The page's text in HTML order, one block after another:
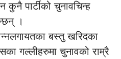
कुनै पार्टीको चुनावचिन्ह
।
बस्तु खरिदका
गल्लीहरुमा चुनावको राम्रै